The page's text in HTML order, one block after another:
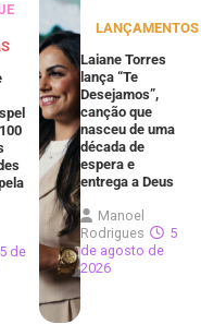
5 de
LANÇAMENTOS
Laiane Torres
lança “Te
Desejamos”,
canção que
nasceu de uma
década de
espera e
entrega a Deus
Manoel
Rodrigues
5
de agosto de
2026